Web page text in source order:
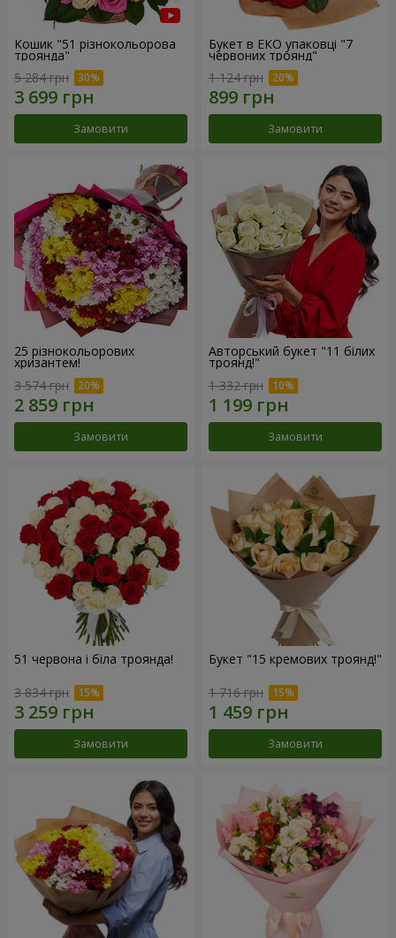
Кошик "51 різнокольорова
троянда"
5 284 грн
Замовити
Букет в ЕКО упаковці "7
червоних троянд"
1 124 грн
Замовити
25 різнокольорових
хризантем!
3 574 грн
Замовити
Авторський букет "11 білих
троянд!"
1 332 грн
Замовити
51 червона і біла троянда!
3 834 грн
Замовити
Букет "15 кремових троянд!"
1 716 грн
Замовити